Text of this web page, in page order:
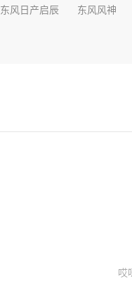
东风日产启辰 东风风神
哎